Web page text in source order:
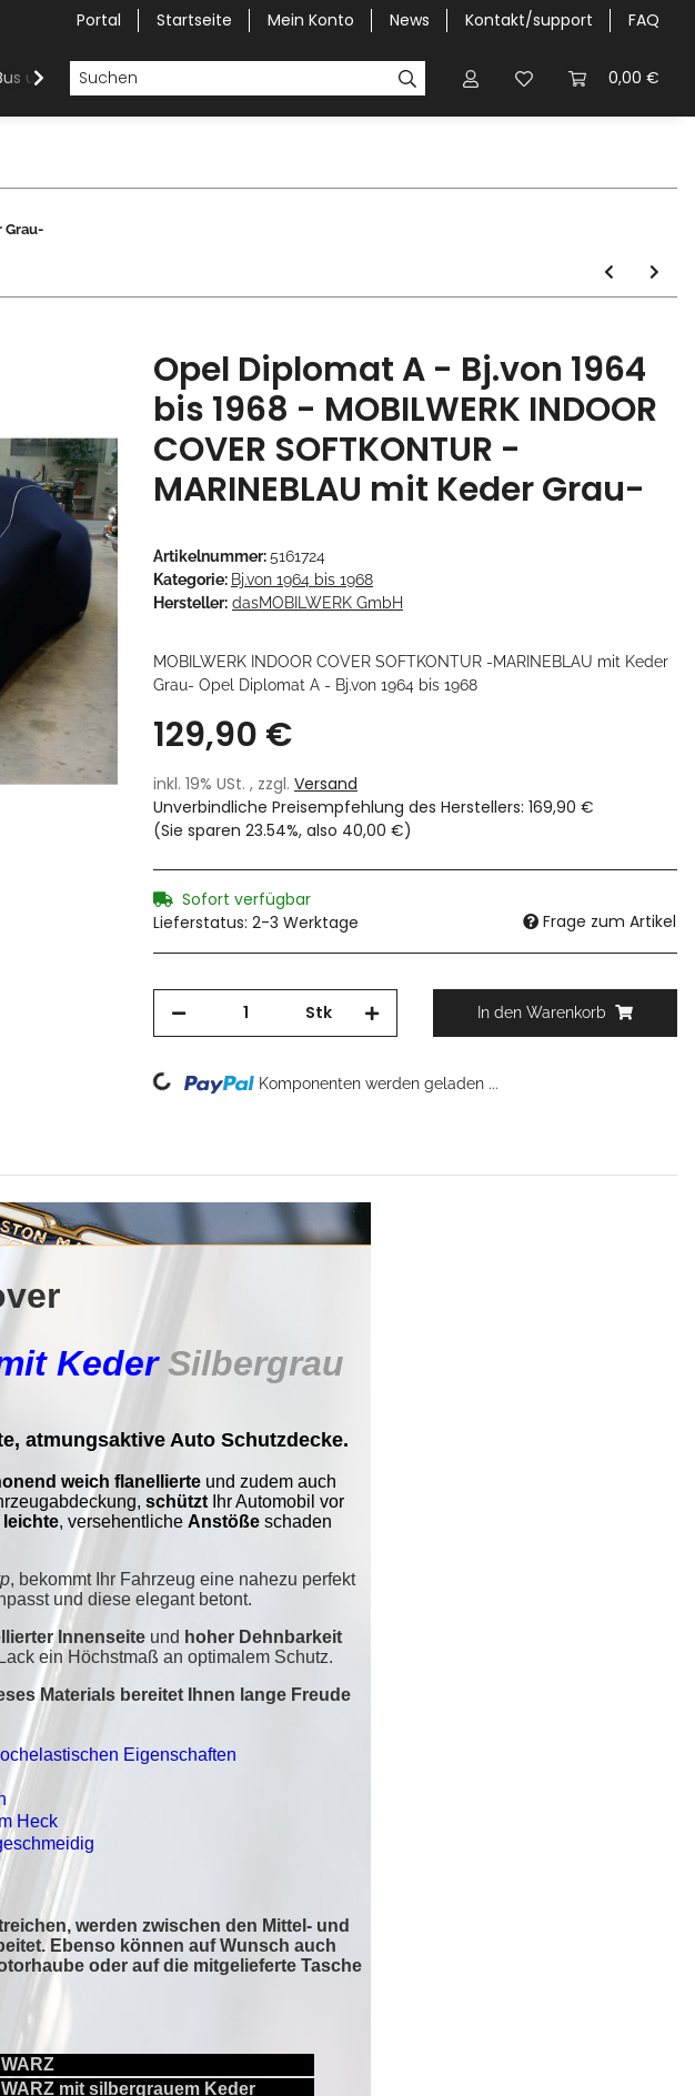
Portal Startseite Mein Konto News Kontakt/support FAQ
0,00 €
und Van Car Cover Halbgaragen / Kapuzen nach
Grau-
Opel Diplomat A - Bj.von 1964
bis 1968 - MOBILWERK INDOOR
COVER SOFTKONTUR -
MARINEBLAU mit Keder Grau-
Artikelnummer:5161724
Kategorie: Bj.von 1964 bis 1968
Hersteller: dasMOBILWERK GmbH
MOBILWERK INDOOR COVER SOFTKONTUR -MARINEBLAU mit Keder
Grau- Opel Diplomat A - Bj.von 1964 bis 1968
129,90 €
inkl. 19% USt. , zzgl. Versand
Unverbindliche Preisempfehlung des Herstellers: 169,90 €
(Sie sparen 23.54%, also 40,00 €)
Sofort verfügbar
Lieferstatus: 2-3 Werktage
Frage zum Artikel
Stk In den Warenkorb
Loading... Komponenten werden geladen ...